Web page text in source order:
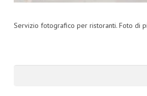
Servizio fotografico per ristoranti. Foto di